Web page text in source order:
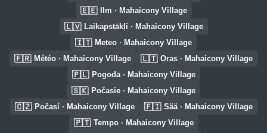
🇪🇪 Ilm · Mahaicony Village
🇱🇻 Laikapstākļi · Mahaicony Village
🇮🇹 Meteo · Mahaicony Village
🇫🇷 Météo · Mahaicony Village 🇱🇹 Oras · Mahaicony Village
🇵🇱 Pogoda · Mahaicony Village
🇸🇰 Počasie · Mahaicony Village
🇨🇿 Počasí · Mahaicony Village 🇫🇮 Sää · Mahaicony Village
🇵🇹 Tempo · Mahaicony Village